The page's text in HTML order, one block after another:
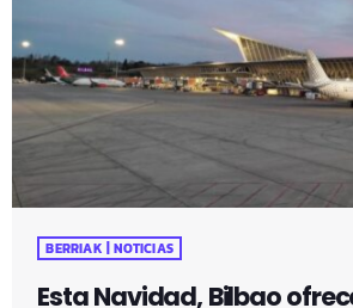
BERRIAK | NOTICIAS
Esta Navidad, Bilbao